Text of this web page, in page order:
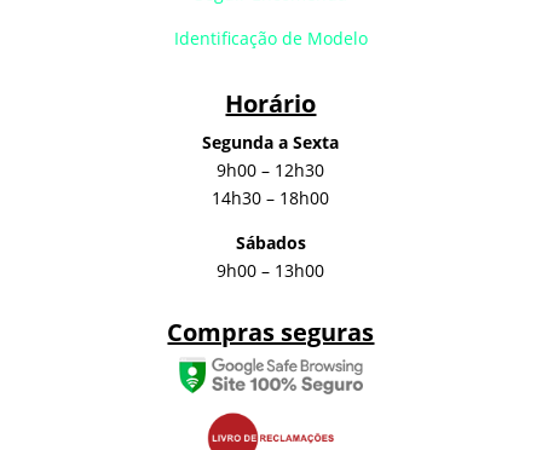
Identificação de Modelo
Horário
Segunda a Sexta
9h00 – 12h30
14h30 – 18h00
Sábados
9h00 – 13h00
Compras seguras